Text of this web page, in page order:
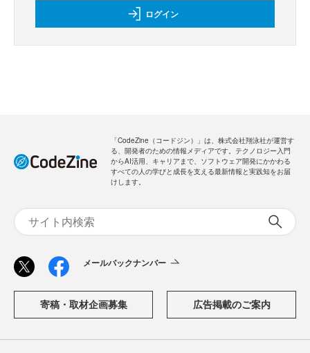
ログイン
「CodeZine（コードジン）」は、株式会社翔泳社が運営す
る、開発者のための情報メディアです。テクノロジー入門
からAI活用、キャリアまで、ソフトウェア開発にかかわる
すべての人の学びと成長を支える最新情報と実践知をお届
けします。
メールバックナンバー
寄稿・取材企画募集 広告掲載のご案内